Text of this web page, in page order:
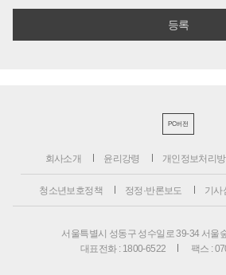
PC버전
회사소개 윤리강령 개인정보처리
청소년보호정책 정정·반론보도 기사
서울특별시 성동구 성수일로 39-34 서울
대표전화 : 1800-6522
팩스 :